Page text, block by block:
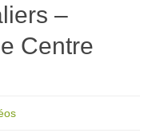
–
Centre